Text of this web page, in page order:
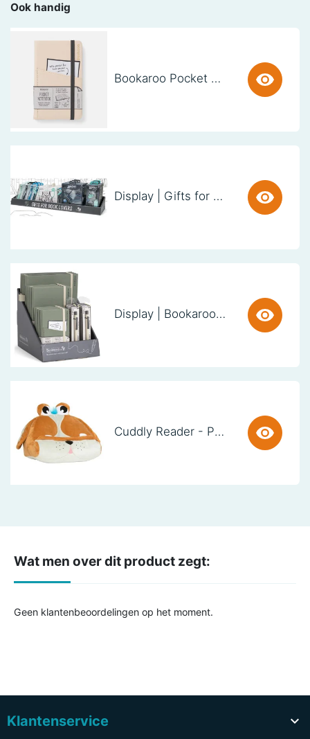
Ook handig
Bookaroo Pocket Notebook (A6) - CREAM
Display | Gifts for Book Lovers (60cm)
Display | Bookaroo Notebook & Pen - Fern
Cuddly Reader - Puppy Pete
Wat men over dit product zegt:
Geen klantenbeoordelingen op het moment.
Klantenservice 